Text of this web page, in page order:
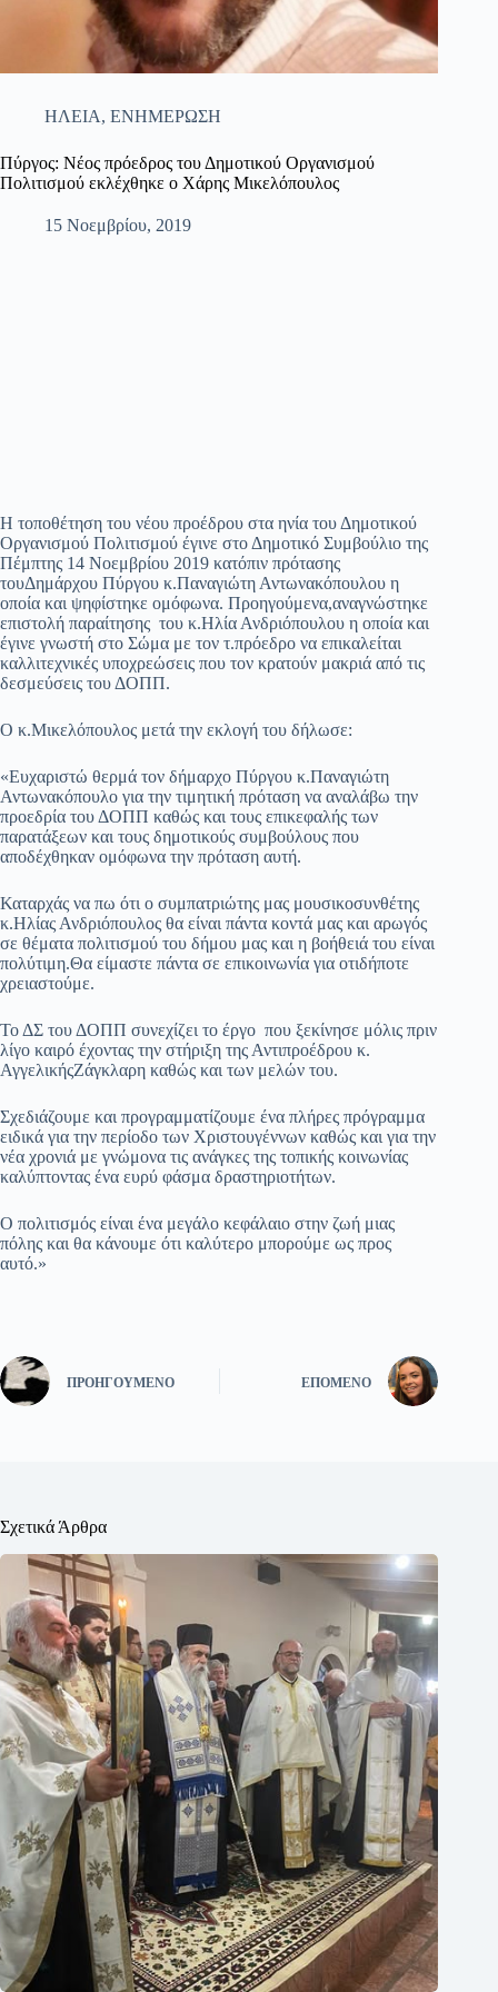
ΗΛΕΙΑ, ΕΝΗΜΕΡΩΣΗ
Πύργος: Νέος πρόεδρος του Δημοτικού Οργανισμού
Πολιτισμού εκλέχθηκε ο Χάρης Μικελόπουλος
15 Νοεμβρίου, 2019
Η τοποθέτηση του νέου προέδρου στα ηνία του Δημοτικού
Οργανισμού Πολιτισμού έγινε στο Δημοτικό Συμβούλιο της
Πέμπτης 14 Νοεμβρίου 2019 κατόπιν πρότασης
τουΔημάρχου Πύργου κ.Παναγιώτη Αντωνακόπουλου η
οποία και ψηφίστηκε ομόφωνα. Προηγούμενα,αναγνώστηκε
επιστολή παραίτησης του κ.Ηλία Ανδριόπουλου η οποία και
έγινε γνωστή στο Σώμα με τον τ.πρόεδρο να επικαλείται
καλλιτεχνικές υποχρεώσεις που τον κρατούν μακριά από τις
δεσμεύσεις του ΔΟΠΠ.
Ο κ.Μικελόπουλος μετά την εκλογή του δήλωσε:
«Eυχαριστώ θερμά τον δήμαρχο Πύργου κ.Παναγιώτη
Αντωνακόπουλο για την τιμητική πρόταση να αναλάβω την
προεδρία του ΔΟΠΠ καθώς και τους επικεφαλής των
παρατάξεων και τους δημοτικούς συμβούλους που
αποδέχθηκαν ομόφωνα την πρόταση αυτή.
Καταρχάς να πω ότι ο συμπατριώτης μας μουσικοσυνθέτης
κ.Ηλίας Ανδριόπουλος θα είναι πάντα κοντά μας και αρωγός
σε θέματα πολιτισμού του δήμου μας και η βοήθειά του είναι
πολύτιμη.Θα είμαστε πάντα σε επικοινωνία για οτιδήποτε
χρειαστούμε.
Το ΔΣ του ΔΟΠΠ συνεχίζει το έργο που ξεκίνησε μόλις πριν
λίγο καιρό έχοντας την στήριξη της Αντιπροέδρου κ.
ΑγγελικήςΖάγκλαρη καθώς και των μελών του.
Σχεδιάζουμε και προγραμματίζουμε ένα πλήρες πρόγραμμα
ειδικά για την περίοδο των Χριστουγέννων καθώς και για την
νέα χρονιά με γνώμονα τις ανάγκες της τοπικής κοινωνίας
καλύπτοντας ένα ευρύ φάσμα δραστηριοτήτων.
Ο πολιτισμός είναι ένα μεγάλο κεφάλαιο στην ζωή μιας
πόλης και θα κάνουμε ότι καλύτερο μπορούμε ως προς
αυτό.»
ΠΡΟΗΓΟΎΜΕΝΟ ΕΠΌΜΕΝΟ
Σχετικά Άρθρα